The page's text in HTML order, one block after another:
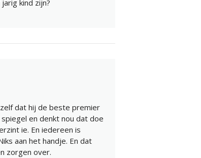
kind zijn?
dat hij de beste premier
en denkt nou dat doe
ie. En iedereen is
aan het handje. En dat
zorgen over.